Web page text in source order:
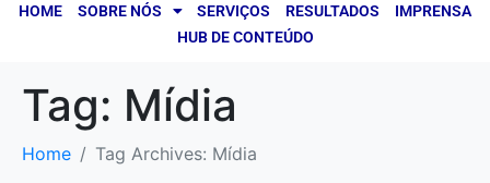
HOME SOBRE NÓS SERVIÇOS RESULTADOS
IMPRENSA
HUB DE CONTEÚDO
Tag: Mídia
Home Tag Archives: Mídia